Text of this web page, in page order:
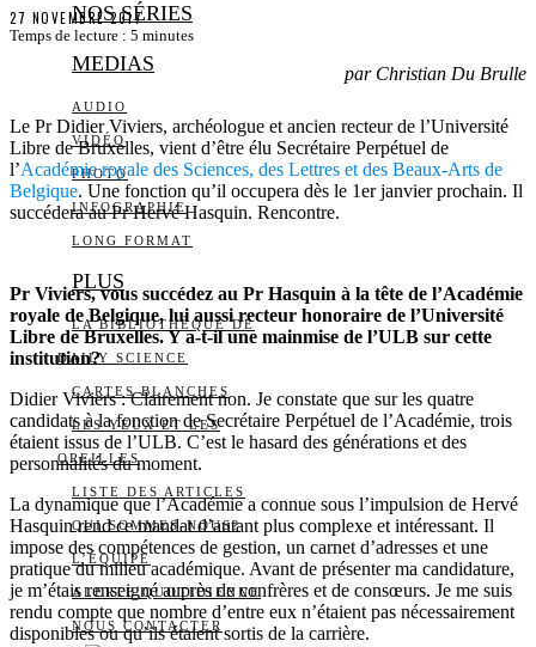
NOS SÉRIES
MEDIAS
AUDIO
VIDÉO
PHOTO
INFOGRAPHIE
LONG FORMAT
PLUS
LA BIBLIOTHÈQUE DE
DAILY SCIENCE
CARTES BLANCHES
LES YEUX ET LES
OREILLES
LISTE DES ARTICLES
QUI SOMMES-NOUS?
L’ÉQUIPE
ALERTE QUOTIDIENNE
NOUS CONTACTER
27 NOVEMBRE 2017
Temps de lecture : 5 minutes
par Christian Du Brulle
Le Pr Didier Viviers, archéologue et ancien recteur de l’Université
Libre de Bruxelles, vient d’être élu Secrétaire Perpétuel de
l’Académie royale des Sciences, des Lettres et des Beaux-Arts de
Belgique. Une fonction qu’il occupera dès le 1er janvier prochain. Il
succédera au Pr Hervé Hasquin. Rencontre.
Pr Viviers, vous succédez au Pr Hasquin à la tête de l’Académie
royale de Belgique, lui aussi recteur honoraire de l’Université
Libre de Bruxelles. Y a-t-il une mainmise de l’ULB sur cette
institution?
Didier Viviers : Clairement non. Je constate que sur les quatre
candidats à la fonction de Secrétaire Perpétuel de l’Académie, trois
étaient issus de l’ULB. C’est le hasard des générations et des
personnalités du moment.
La dynamique que l’Académie a connue sous l’impulsion de Hervé
Hasquin rend ce mandat d’autant plus complexe et intéressant. Il
impose des compétences de gestion, un carnet d’adresses et une
pratique du milieu académique. Avant de présenter ma candidature,
je m’étais renseigné auprès de confrères et de consœurs. Je me suis
rendu compte que nombre d’entre eux n’étaient pas nécessairement
disponibles ou qu’ils étaient sortis de la carrière.